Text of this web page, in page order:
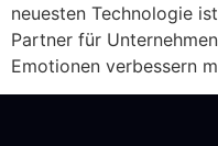
neuesten Technologie
Partner für
Emotionen verbessern